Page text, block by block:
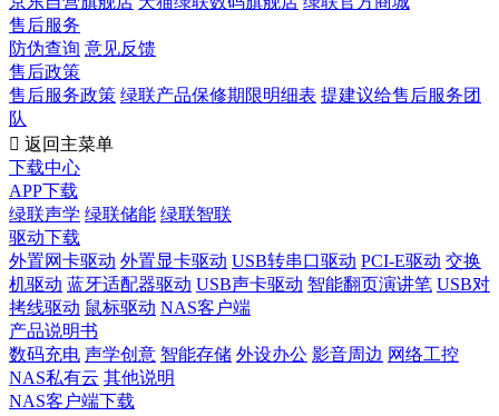
售后服务
防伪查询 意见反馈
售后政策
售后服务政策 绿联产品保修期限明细表 提建议给售后服务团
队
 返回主菜单
下载中心
APP下载
绿联声学 绿联储能 绿联智联
驱动下载
外置网卡驱动 外置显卡驱动 USB转串口驱动 PCI-E驱动 交换
机驱动 蓝牙适配器驱动 USB声卡驱动 智能翻页演讲笔 USB对
拷线驱动 鼠标驱动 NAS客户端
产品说明书
数码充电 声学创意 智能存储 外设办公 影音周边 网络工控
NAS私有云 其他说明
NAS客户端下载